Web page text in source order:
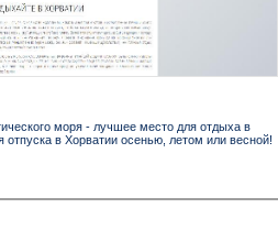
моря - лучшее место для отдыха в
отпуска в Хорватии осенью, летом или весной!